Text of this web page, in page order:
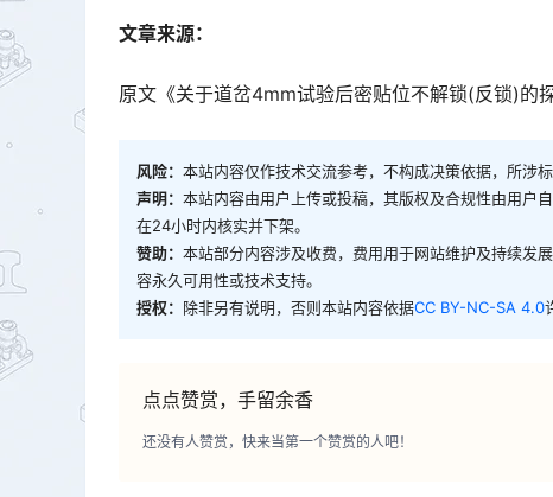
文章来源：
原文《关于道岔4mm试验后密贴位不解锁(反锁)的
风险： 本站内容仅作技术交流参考，不构成决策依据，所涉
声明： 本站内容由用户上传或投稿，其版权及合规性由用户
在24小时内核实并下架。
赞助： 本站部分内容涉及收费，费用用于网站维护及持续发
容永久可用性或技术支持。
授权： 除非另有说明，否则本站内容依据CC BY-NC-SA 4.0
点点赞赏，手留余香
还没有人赞赏，快来当第一个赞赏的人吧！